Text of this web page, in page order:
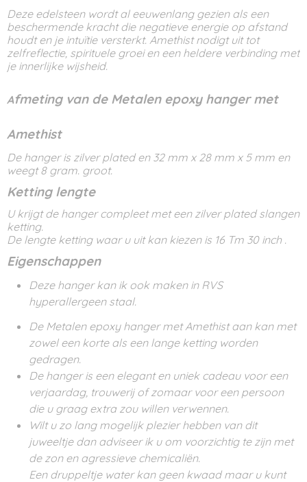
Deze edelsteen wordt al eeuwenlang gezien als een
beschermende kracht die negatieve energie op afstand
houdt en je intuïtie versterkt. Amethist nodigt uit tot
zelfreflectie, spirituele groei en een heldere verbinding met
je innerlijke wijsheid.
Afmeting van de Metalen epoxy hanger met
Amethist
De hanger is zilver plated en 32 mm x 28 mm x 5 mm en
weegt 8 gram. groot.
Ketting lengte
U krijgt de hanger compleet met een zilver plated slangen
ketting.
De lengte ketting waar u uit kan kiezen is 16 Tm 30 inch .
Eigenschappen
Deze hanger kan ik ook maken in RVS
hyperallergeen staal.
De Metalen epoxy hanger met Amethist aan kan met
zowel een korte als een lange ketting worden
gedragen.
De hanger is een elegant en uniek cadeau voor een
verjaardag, trouwerij of zomaar voor een persoon
die u graag extra zou willen verwennen.
Wilt u zo lang mogelijk plezier hebben van dit
juweeltje dan adviseer ik u om voorzichtig te zijn met
de zon en agressieve chemicaliën.
Een druppeltje water kan geen kwaad maar u kunt